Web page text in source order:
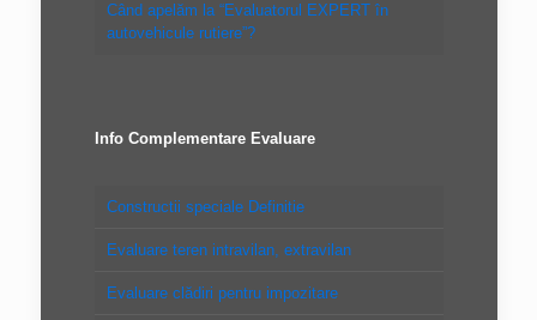
Când apelăm la “Evaluatorul EXPERT în
autovehicule rutiere”?
Info Complementare Evaluare
Constructii speciale Definitie
Evaluare teren intravilan, extravilan
Evaluare clădiri pentru impozitare